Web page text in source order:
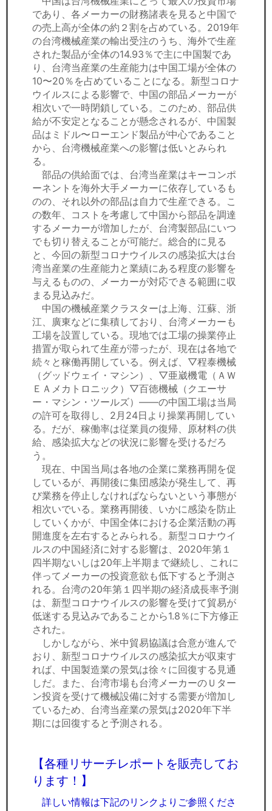
であり、各メーカーの財務諸表を見ると中国で
の売上高が全体の約２割を占めている。2019年
の台湾機械産業の輸出受注のうち、海外で生産
された製品が全体の14.93％で主に中国製であ
り、台湾当産業の生産能力は中国工場が全体の
10〜20％を占めていることになる。新型コロナ
ウイルスによる影響で、中国の部品メーカーが
相次いで一時閉鎖している。このため、部品供
給が不安定となることが懸念されるが、中国製
品はミドル〜ローエンド製品が中心であること
から、台湾機械産業への影響は低いとみられ
る。
部品の供給面では、台湾当産業はキーコンポ
ーネントを海外大手メーカーに依存しているも
のの、それ以外の部品は自力で生産できる。こ
の数年、コストを考慮して中国から部品を調達
するメーカーが増加したが、台湾製部品にいつ
でも切り替えることが可能だ。総合的に見る
と、今回の新型コロナウイルスの感染拡大は台
湾当産業の生産能力と業績にある程度の影響を
与えるものの、メーカーが対応できる範囲に収
まる見込みだ。
中国の機械産業クラスターは上海、江蘇、浙
江、廣東などに集積しており、台湾メーカーも
工場を設置している。現地では工場の操業停止
措置が取られて生産が滞ったが、現在は各地で
続々と稼働再開している。例えば、▽程泰機械
（グッドウェイ・マシン）、▽亜崴機電（ＡＷ
ＥＡメカトロニック）▽百徳機械（クエーサ
ー・マシン・ツールズ）――の中国工場は当局
の許可を取得し、2月24日より操業再開してい
る。だが、稼働率は従業員の復帰、原材料の供
給、感染拡大などの状況に影響を受けるだろ
う。
現在、中国当局は各地の企業に業務再開を促
しているが、再開後に集団感染が発生して、再
び業務を停止しなければならないという事態が
相次いでいる。業務再開後、いかに感染を防止
していくかが、中国全体における企業活動の再
開進度を左右するとみられる。新型コロナウイ
ルスの中国経済に対する影響は、2020年第１
四半期ないしは20年上半期まで継続し、これに
伴ってメーカーの投資意欲も低下すると予測さ
れる。台湾の20年第１四半期の経済成長率予測
は、新型コロナウイルスの影響を受けて貿易が
低迷する見込みであることから1.8％に下方修正
された。
しかしながら、米中貿易協議は合意が進んで
おり、新型コロナウイルスの感染拡大が収束す
れば、中国製造業の景気は徐々に回復する見通
しだ。また、台湾市場も台湾メーカーのＵター
ン投資を受けて機械設備に対する需要が増加し
ているため、台湾当産業の景気は2020年下半
期には回復すると予測される。
【各種リサーチレポートを販売してお
ります！】
詳しい情報は下記のリンクよりご参照くださ